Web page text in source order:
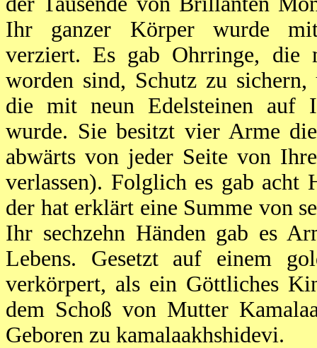
Ihr ganzer Körper wurde
verziert. Es gab Ohrringe, die
worden sind, Schutz zu
die mit neun Edelsteinen auf
wurde. Sie besitzt vier Arme
abwärts von jeder Seite von
verlassen). Folglich es gab acht
der hat erklärt eine Summe von
Ihr sechzehn Händen gab es
Lebens. Gesetzt auf einem
verkörpert, als ein Göttliches
dem Schoß von Mutter
Geboren zu kamalaakhshidevi.